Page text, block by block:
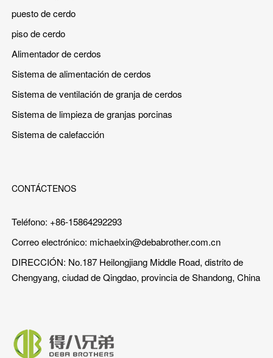
puesto de cerdo
piso de cerdo
Alimentador de cerdos
Sistema de alimentación de cerdos
Sistema de ventilación de granja de cerdos
Sistema de limpieza de granjas porcinas
Sistema de calefacción
CONTÁCTENOS
Teléfono: +86-15864292293
Correo electrónico: michaelxin@debabrother.com.cn
DIRECCIÓN: No.187 Heilongjiang Middle Road, distrito de
Chengyang, ciudad de Qingdao, provincia de Shandong, China